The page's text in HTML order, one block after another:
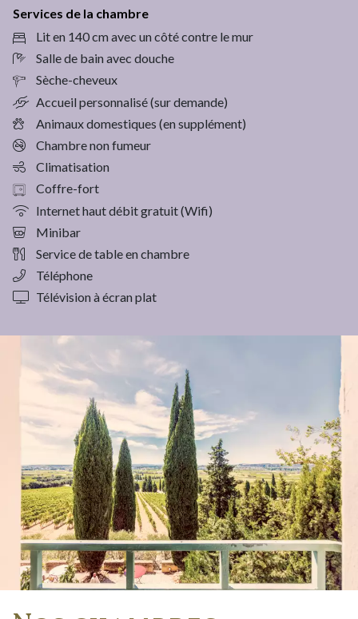
Services de la chambre
Lit en 140 cm avec un côté contre le mur
Salle de bain avec douche
Sèche-cheveux
Accueil personnalisé (sur demande)
Animaux domestiques (en supplément)
Chambre non fumeur
Climatisation
Coffre-fort
Internet haut débit gratuit (Wifi)
Minibar
Service de table en chambre
Téléphone
Télévision à écran plat